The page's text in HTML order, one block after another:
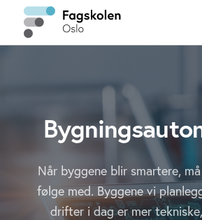
Når byggene blir smartere,
følge med. Byggene vi
drifter i dag er mer